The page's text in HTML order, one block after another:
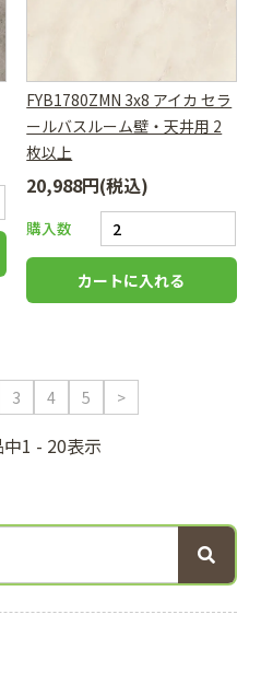
FYB1780ZMN 3x8 アイカ セラ
ールバスルーム壁・天井用 2
枚以上
20,988円(税込)
購入数
3 4 5 >
1 - 20表示